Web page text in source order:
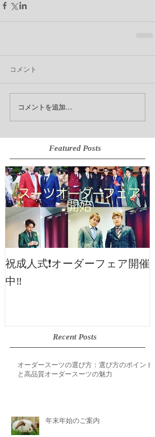
コメント
コメントを追加…
Featured Posts
祝成人式❗️オーダーフェア開催
中‼️
Recent Posts
オーダースーツの選び方：選び方のポイント
と高品質オーダースーツの魅力
年末年始のご案内